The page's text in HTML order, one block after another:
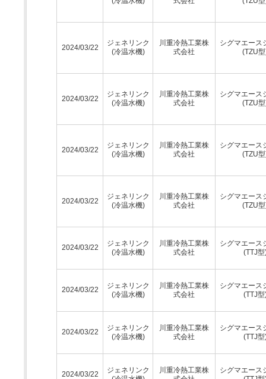
2024/03/22
ジェネリンク
(冷温水機)
川重冷熱工業株
式会社
シグマエース
(TZU
2024/03/22
ジェネリンク
(冷温水機)
川重冷熱工業株
式会社
シグマエース
(TZU
2024/03/22
ジェネリンク
(冷温水機)
川重冷熱工業株
式会社
シグマエース
(TZU
2024/03/22
ジェネリンク
(冷温水機)
川重冷熱工業株
式会社
シグマエース
(TZU
2024/03/22
ジェネリンク
(冷温水機)
川重冷熱工業株
式会社
シグマエース
(TTJ型
2024/03/22
ジェネリンク
(冷温水機)
川重冷熱工業株
式会社
シグマエース
(TTJ型
2024/03/22
ジェネリンク
(冷温水機)
川重冷熱工業株
式会社
シグマエース
(TTJ型
2024/03/22
ジェネリンク
川重冷熱工業株
シグマエース